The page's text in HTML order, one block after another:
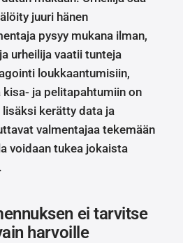
juuri hänen
pysyy mukana ilman,
urheilija vaatii tunteja
loukkaantumisiin,
ja pelitapahtumiin on
kerätty data ja
valmentajaa tekemään
voidaan tukea jokaista
ei tarvitse
harvoille